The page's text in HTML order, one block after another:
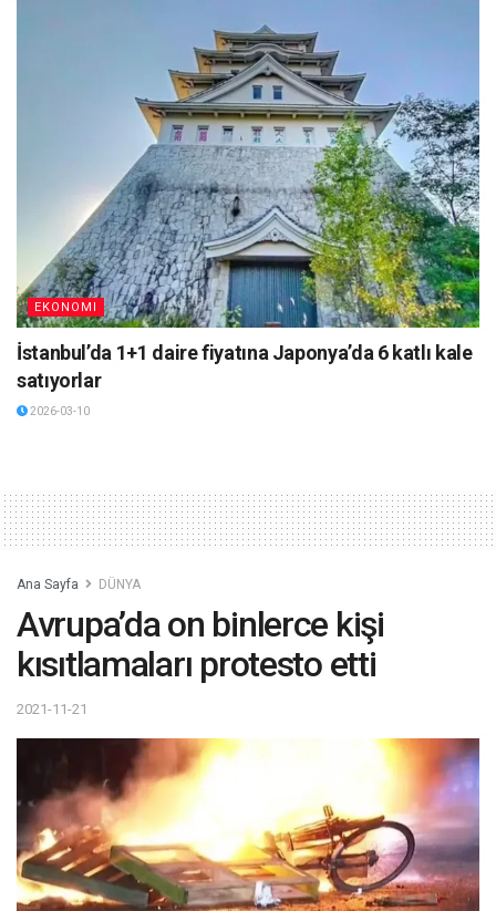
EKONOMI
İstanbul’da 1+1 daire fiyatına Japonya’da 6 katlı kale
satıyorlar
2026-03-10
Ana Sayfa DÜNYA
Avrupa’da on binlerce kişi
kısıtlamaları protesto etti
2021-11-21